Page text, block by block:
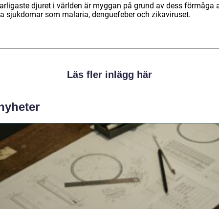
djuret i världen är myggan på grund av dess förmåga
sjukdomar som malaria, denguefeber och zikaviruset.
Läs fler inlägg här